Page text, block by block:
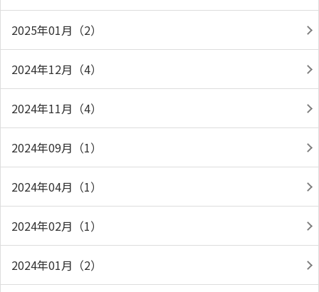
2025年01月（2）
2024年12月（4）
2024年11月（4）
2024年09月（1）
2024年04月（1）
2024年02月（1）
2024年01月（2）